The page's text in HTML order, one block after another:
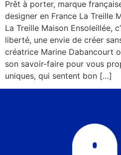
Prêt à porter, marque
designer en France La Treille
La Treille Maison Ensoleillée,
liberté, une envie de créer
créatrice Marine Dabancourt
son savoir-faire pour vous
uniques, qui sentent bon […]